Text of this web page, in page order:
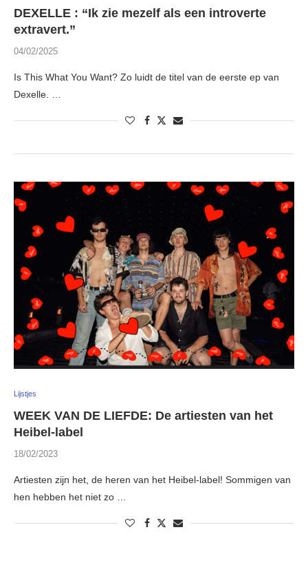
DEXELLE : “Ik zie mezelf als een introverte
extravert.”
04/02/2025
Is This What You Want? Zo luidt de titel van de eerste ep van
Dexelle. …
Lijstjes
WEEK VAN DE LIEFDE: De artiesten van het
Heibel-label
18/02/2023
Artiesten zijn het, de heren van het Heibel-label! Sommigen van
hen hebben het niet zo …